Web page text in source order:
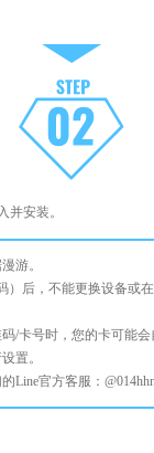
并安装。
游。
）后，不能更换设备或
/卡号时，您的卡可能
置。
Line官方客服：